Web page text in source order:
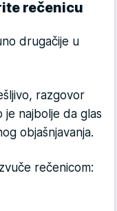
rečenicu
drugačije u
razgovor
je najbolje da glas
objašnjavanja.
rečenicom: